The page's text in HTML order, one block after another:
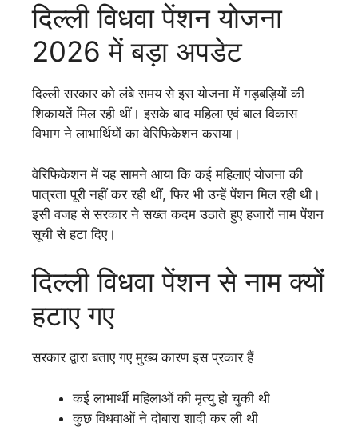
दिल्ली विधवा पेंशन योजना
2026 में बड़ा अपडेट
दिल्ली सरकार को लंबे समय से इस योजना में गड़बड़ियों की
शिकायतें मिल रही थीं। इसके बाद महिला एवं बाल विकास
विभाग ने लाभार्थियों का वेरिफिकेशन कराया।
वेरिफिकेशन में यह सामने आया कि कई महिलाएं योजना की
पात्रता पूरी नहीं कर रही थीं, फिर भी उन्हें पेंशन मिल रही थी।
इसी वजह से सरकार ने सख्त कदम उठाते हुए हजारों नाम पेंशन
सूची से हटा दिए।
दिल्ली विधवा पेंशन से नाम क्यों
हटाए गए
सरकार द्वारा बताए गए मुख्य कारण इस प्रकार हैं
कई लाभार्थी महिलाओं की मृत्यु हो चुकी थी
कुछ विधवाओं ने दोबारा शादी कर ली थी